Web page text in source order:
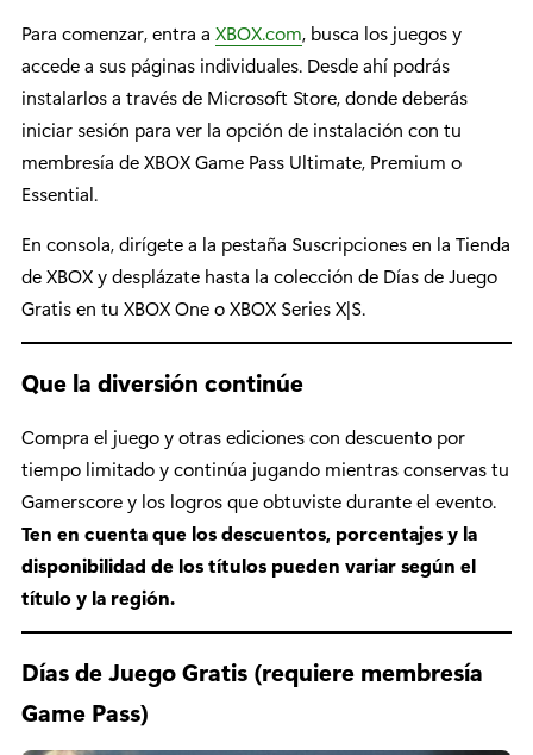
Para comenzar, entra a XBOX.com, busca los juegos y
accede a sus páginas individuales. Desde ahí podrás
instalarlos a través de Microsoft Store, donde deberás
iniciar sesión para ver la opción de instalación con tu
membresía de XBOX Game Pass Ultimate, Premium o
Essential.
En consola, dirígete a la pestaña Suscripciones en la Tienda
de XBOX y desplázate hasta la colección de Días de Juego
Gratis en tu XBOX One o XBOX Series X|S.
Que la diversión continúe
Compra el juego y otras ediciones con descuento por
tiempo limitado y continúa jugando mientras conservas tu
Gamerscore y los logros que obtuviste durante el evento.
Ten en cuenta que los descuentos, porcentajes y la
disponibilidad de los títulos pueden variar según el
título y la región.
Días de Juego Gratis (requiere membresía
Game Pass)